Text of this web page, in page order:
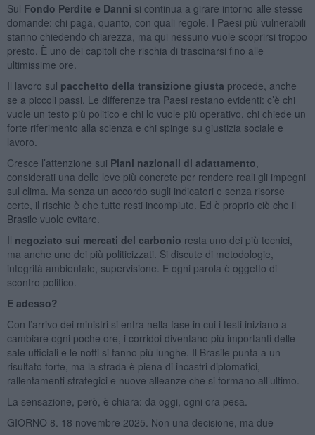
Sul Fondo Perdite e Danni si continua a girare intorno alle stesse
domande: chi paga, quanto, con quali regole. I Paesi più vulnerabili
stanno chiedendo chiarezza, ma qui nessuno vuole scoprirsi troppo
presto. È uno dei capitoli che rischia di trascinarsi fino alle
ultimissime ore.
Il lavoro sul pacchetto della transizione giusta procede, anche
se a piccoli passi. Le differenze tra Paesi restano evidenti: c’è chi
vuole un testo più politico e chi lo vuole più operativo, chi chiede un
forte riferimento alla scienza e chi spinge su giustizia sociale e
lavoro.
Cresce l’attenzione sui Piani nazionali di adattamento
considerati una delle leve più concrete per rendere reali gli impegni
sul clima. Ma senza un accordo sugli indicatori e senza risorse
certe, il rischio è che tutto resti incompiuto. Ed è proprio ciò che il
Brasile vuole evitare.
Il negoziato sui mercati del carbonio resta uno dei più tecnici,
ma anche uno dei più politicizzati. Si discute di metodologie,
integrità ambientale, supervisione. E ogni parola è oggetto di
scontro politico.
E adesso?
Con l’arrivo dei ministri si entra nella fase in cui i testi iniziano a
cambiare ogni poche ore, i corridoi diventano più importanti delle
sale ufficiali e le notti si fanno più lunghe. Il Brasile punta a un
risultato forte, ma la strada è piena di incastri diplomatici,
rallentamenti strategici e nuove alleanze che si formano all’ultimo.
La sensazione, però, è chiara: da oggi, ogni ora pesa.
GIORNO 8. 18 novembre 2025. Non una decisione, ma due